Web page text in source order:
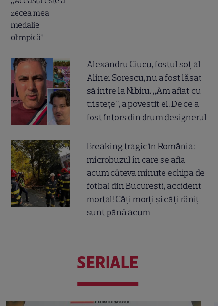
Alexandru Ciucu, fostul soț al
Alinei Sorescu, nu a fost lăsat
să intre la Nibiru. „Am aflat cu
tristețe”, a povestit el. De ce a
fost întors din drum designerul
Breaking tragic în România:
microbuzul în care se afla
acum câteva minute echipa de
fotbal din București, accident
mortal! Câți morți și câți răniți
sunt până acum
SERIALE